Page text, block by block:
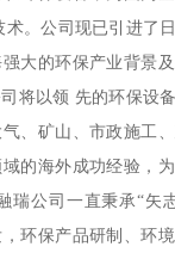
。公司现已引进了
大的环保产业背景
将以领 先的环保设
、矿山、市政施工
的海外成功经验，
瑞公司一直秉承“矢
环保产品研制、环